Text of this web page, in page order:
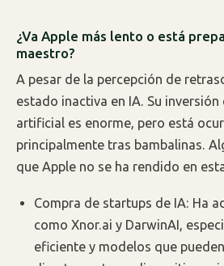
¿Va Apple más lento o está
maestro?
A pesar de la percepción de
estado inactiva en IA. Su
artificial es enorme, pero está
principalmente tras bambalinas.
que Apple no se ha rendido en
Compra de startups de IA: Ha
como Xnor.ai y DarwinAI,
eficiente y modelos que